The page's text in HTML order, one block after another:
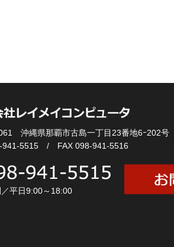
沖縄県那覇市古島一丁目23番地6ｰ202号
941-5515 / FAX 098-941-5516
平日9:00～18:00